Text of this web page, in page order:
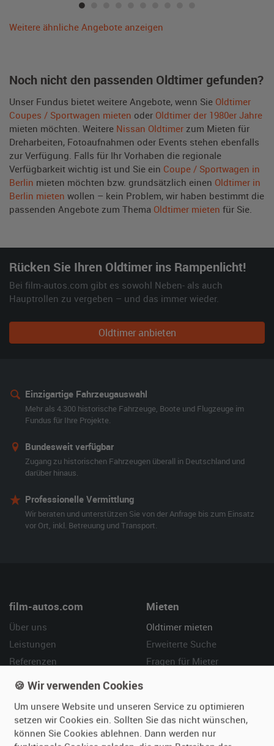
Weitere ähnliche Angebote anzeigen
Noch nicht den passenden Oldtimer gefunden?
Unser Fundus bietet weitere Angebote, wenn Sie Oldtimer
Coupes / Sportwagen mieten oder Oldtimer der 1980er Jahre
mieten möchten. Weitere Nissan Oldtimer zum Mieten für
Dreharbeiten, Fotoaufnahmen oder Events stehen ebenfalls
zur Verfügung. Falls für Ihr Vorhaben die regionale
Verfügbarkeit wichtig ist und Sie ein Coupe / Sportwagen in
Berlin mieten möchten bzw. grundsätzlich einen Oldtimer in
Berlin mieten wollen – kein Problem, wir haben bestimmt die
passenden Angebote zum Thema Oldtimer mieten für Sie.
Rücken Sie Ihren Oldtimer ins Rampenlicht!
Bei film-autos.com gibt es sowohl Neben- als auch
Hauptrollen zu vergeben – und das immer wieder.
Oldtimer anbieten
Einzigartige Fahrzeugauswahl
Mehr als 4.300 historische Fahrzeuge, Boote und Flugzeuge im
Fundus für Ihre Projekte.
Bundesweit verfügbar
Zugang zu historischen Fahrzeugen überall in Deutschland und
darüber hinaus.
Professionelle Vermittlung
Wir beraten und unterstützen Sie von der Anfrage bis zum Einsatz
vor Ort, inkl. Betreuung und Transport.
film-autos.com
Über uns
Leistungen
Referenzen
Kundenmeinungen
Mieten
Oldtimer mieten
Erweiterte Suche
Fragen für Mieter
Vermieten
Oldtimer anmelden
Hilfe
Häufige Fragen (FAQ)
🍪 Wir verwenden Cookies
Um unsere Website und unseren Service zu optimieren
setzen wir Cookies ein. Sollten Sie das nicht wünschen,
können Sie Cookies ablehnen. Dann werden nur